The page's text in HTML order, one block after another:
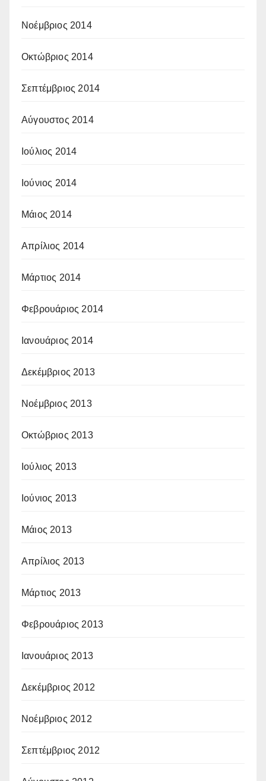
Νοέμβριος 2014
Οκτώβριος 2014
Σεπτέμβριος 2014
Αύγουστος 2014
Ιούλιος 2014
Ιούνιος 2014
Μάιος 2014
Απρίλιος 2014
Μάρτιος 2014
Φεβρουάριος 2014
Ιανουάριος 2014
Δεκέμβριος 2013
Νοέμβριος 2013
Οκτώβριος 2013
Ιούλιος 2013
Ιούνιος 2013
Μάιος 2013
Απρίλιος 2013
Μάρτιος 2013
Φεβρουάριος 2013
Ιανουάριος 2013
Δεκέμβριος 2012
Νοέμβριος 2012
Σεπτέμβριος 2012